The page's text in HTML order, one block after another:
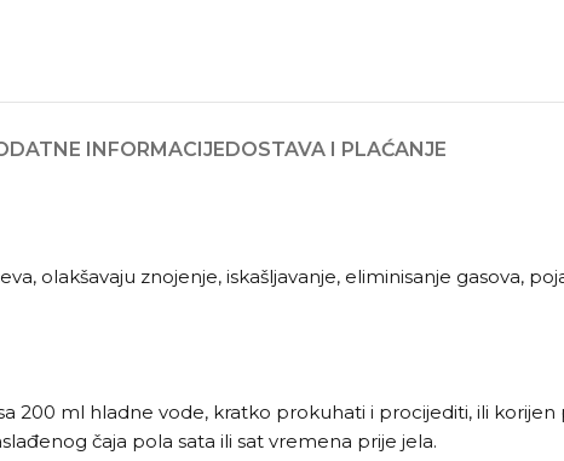
INFORMACIJEDOSTAVA I PLAĆANJE
olakšavaju znojenje, iskašljavanje, eliminisanje gasova,
200 ml hladne vode, kratko prokuhati i procijediti, ili
čaja pola sata ili sat vremena prije jela.